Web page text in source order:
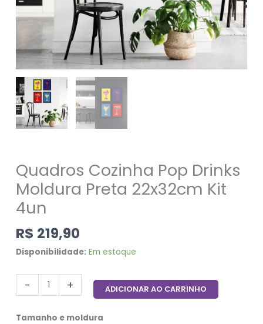
Quadros Cozinha Pop Drinks
Moldura Preta 22x32cm Kit
4un
R$ 219,90
Disponibilidade: Em estoque
- + ADICIONAR AO CARRINHO
Tamanho e moldura